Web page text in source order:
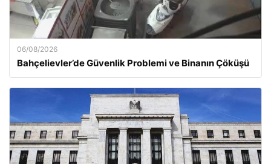
06/08/2026
Bahçelievler’de Güvenlik Problemi ve Binanın Çöküşü